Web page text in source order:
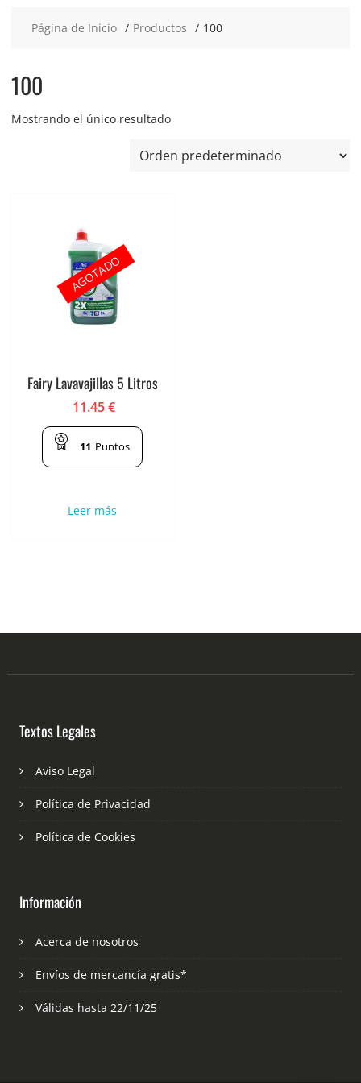
Página de Inicio Productos 100
100
Mostrando el único resultado
Fairy Lavavajillas 5 Litros
11.45€
11 Puntos
Leer más
AGOTADO
Textos Legales
Aviso Legal
Política de Privacidad
Política de Cookies
Información
Acerca de nosotros
Envíos de mercancía gratis*
Válidas hasta 22/11/25